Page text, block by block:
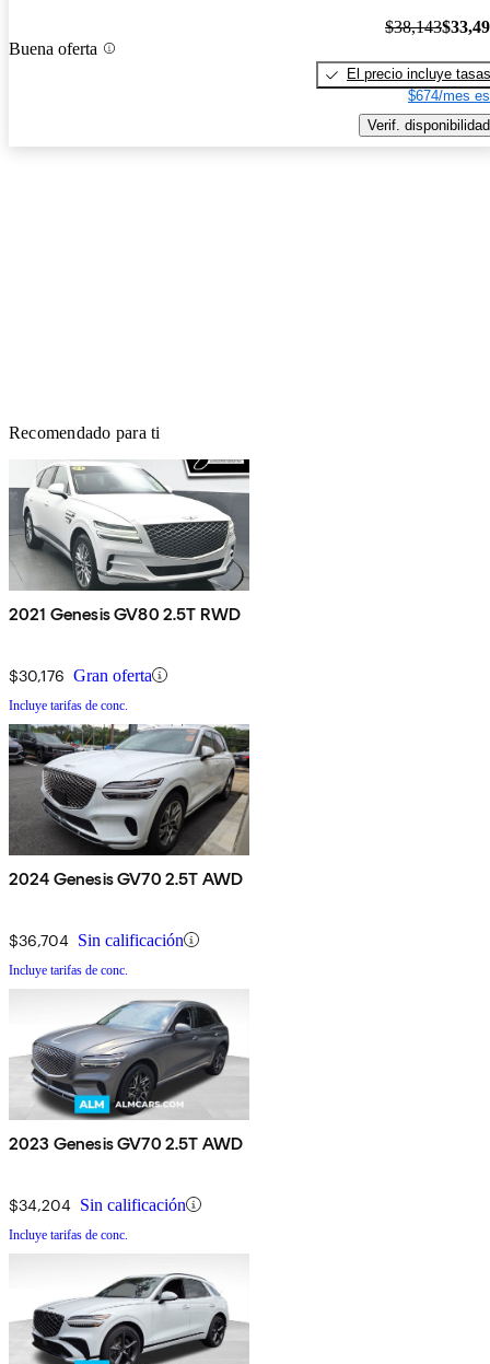
Buena oferta
$38,143
El precio incluye tasas
$674/mes
Verif. disponibilidad
Recomendado para ti
2021 Genesis GV80 2.5T RWD
$30,176 Gran oferta
Incluye tarifas de conc.
2024 Genesis GV70 2.5T AWD
$36,704 Sin calificación
Incluye tarifas de conc.
2023 Genesis GV70 2.5T AWD
$34,204 Sin calificación
Incluye tarifas de conc.